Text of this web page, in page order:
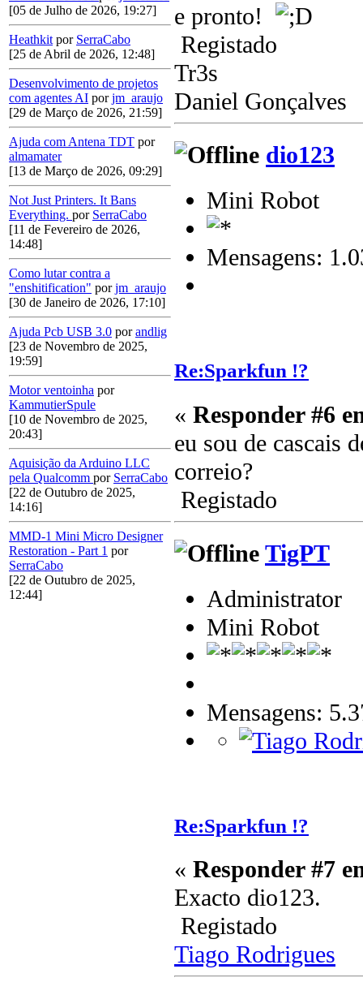
[05 de Julho de 2026, 19:27]
Heathkit por SerraCabo
[25 de Abril de 2026, 12:48]
Desenvolvimento de projetos
com agentes AI porjm_araujo
[29 de Março de 2026, 21:59]
Ajuda com Antena TDT por
almamater
[13 de Março de 2026, 09:29]
Not Just Printers. It Bans
Everything. por SerraCabo
[11 de Fevereiro de 2026,
14:48]
Como lutar contra a
"enshitification" porjm_araujo
[30 de Janeiro de 2026, 17:10]
Ajuda Pcb USB 3.0 porandlig
[23 de Novembro de 2025,
19:59]
Motor ventoinha por
KammutierSpule
[10 de Novembro de 2025,
20:43]
Aquisição da Arduino LLC
pela Qualcomm por SerraCabo
[22 de Outubro de 2025,
14:16]
MMD-1 Mini Micro Designer
Restoration - Part 1 por
SerraCabo
[22 de Outubro de 2025,
12:44]
e pronto!
Registado
Tr3s
Daniel Gonçalves
dio123
Mini Robot
Mensagens:
Re:Sparkfun !?
« Responder #6
eu sou de cascais
correio?
Registado
TigPT
Administrator
Mini Robot
Mensagens:
Re:Sparkfun !?
« Responder #7
Exacto dio123.
Registado
Tiago Rodrigues